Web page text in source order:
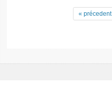
« précedent